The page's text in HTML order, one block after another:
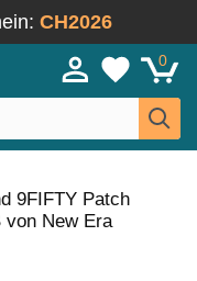
CH2026
0
9FIFTY Patch
von New Era